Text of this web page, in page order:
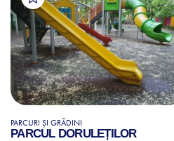
PARCURI ȘI GRĂDINI
PARCUL DORULEȚILOR